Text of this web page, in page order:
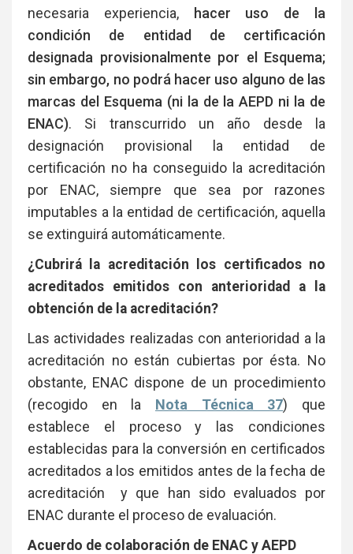
necesaria experiencia, hacer uso de la
condición de entidad de certificación
designada provisionalmente por el Esquema;
sin embargo, no podrá hacer uso alguno de las
marcas del Esquema (ni la de la AEPD ni la de
ENAC). Si transcurrido un año desde la
designación provisional la entidad de
certificación no ha conseguido la acreditación
por ENAC, siempre que sea por razones
imputables a la entidad de certificación, aquella
se extinguirá automáticamente.
¿Cubrirá la acreditación los certificados no
acreditados emitidos con anterioridad a la
obtención de la acreditación?
Las actividades realizadas con anterioridad a la
acreditación no están cubiertas por ésta. No
obstante, ENAC dispone de un procedimiento
(recogido en la Nota Técnica 37) que
establece el proceso y las condiciones
establecidas para la conversión en certificados
acreditados a los emitidos antes de la fecha de
acreditación y que han sido evaluados por
ENAC durante el proceso de evaluación.
Acuerdo de colaboración de ENAC y AEPD